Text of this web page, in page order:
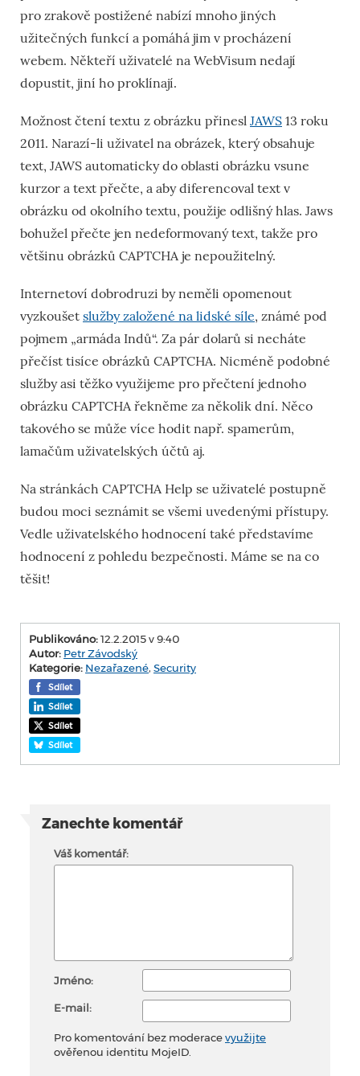
pro zrakově postižené nabízí mnoho jiných
užitečných funkcí a pomáhá jim v procházení
webem. Někteří uživatelé na WebVisum nedají
dopustit, jiní ho proklínají.
Možnost čtení textu z obrázku přinesl JAWS 13 roku
2011. Narazí-li uživatel na obrázek, který obsahuje
text, JAWS automaticky do oblasti obrázku vsune
kurzor a text přečte, a aby diferencoval text v
obrázku od okolního textu, použije odlišný hlas. Jaws
bohužel přečte jen nedeformovaný text, takže pro
většinu obrázků CAPTCHA je nepoužitelný.
Internetoví dobrodruzi by neměli opomenout
vyzkoušet služby založené na lidské síle, známé pod
pojmem „armáda Indů“. Za pár dolarů si necháte
přečíst tisíce obrázků CAPTCHA. Nicméně podobné
služby asi těžko využijeme pro přečtení jednoho
obrázku CAPTCHA řekněme za několik dní. Něco
takového se může více hodit např. spamerům,
lamačům uživatelských účtů aj.
Na stránkách CAPTCHA Help se uživatelé postupně
budou moci seznámit se všemi uvedenými přístupy.
Vedle uživatelského hodnocení také představíme
hodnocení z pohledu bezpečnosti. Máme se na co
těšit!
Publikováno:12.2.2015 v 9:40
Autor: Petr Závodský
Kategorie: Nezařazené, Security
Sdílet
Sdílet
Sdílet
Sdílet
Zanechte komentář
Váš komentář:
Jméno:
E-mail:
Pro komentování bez moderacevyužijte
ověřenou identitu MojeID.